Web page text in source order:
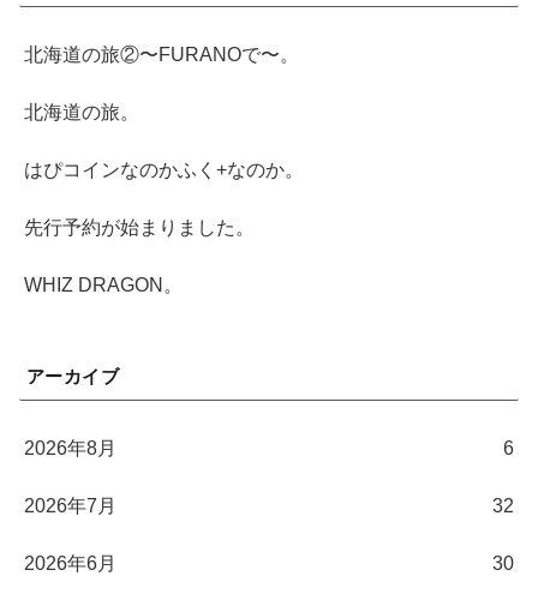
北海道の旅②〜FURANOで〜。
北海道の旅。
はぴコインなのかふく+なのか。
先行予約が始まりました。
WHIZ DRAGON。
アーカイブ
2026年8月 6
2026年7月 32
2026年6月 30